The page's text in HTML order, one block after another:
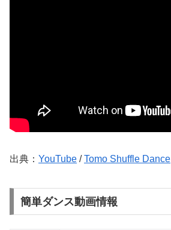
出典： YouTube /Tomo Shuffle Dance
簡単ダンス動画情報